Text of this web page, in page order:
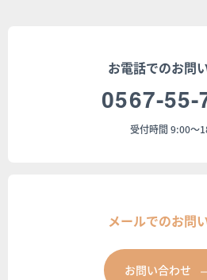
お電話でのお問
0567-55-
受付時間 9:00～
メールでのお問
お問い合わせ